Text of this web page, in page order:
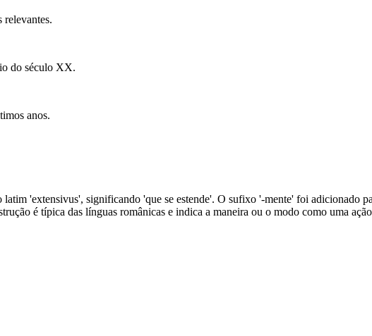
relevantes.
do século XX.
anos.
'extensivus', significando 'que se estende'. O sufixo '-mente' foi adicionado
é típica das línguas românicas e indica a maneira ou o modo como uma